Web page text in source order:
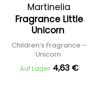
Martinelia
Fragrance Little
Unicorn
Children’s Fragrance –
Unicorn
Auf Lager 4,63 €